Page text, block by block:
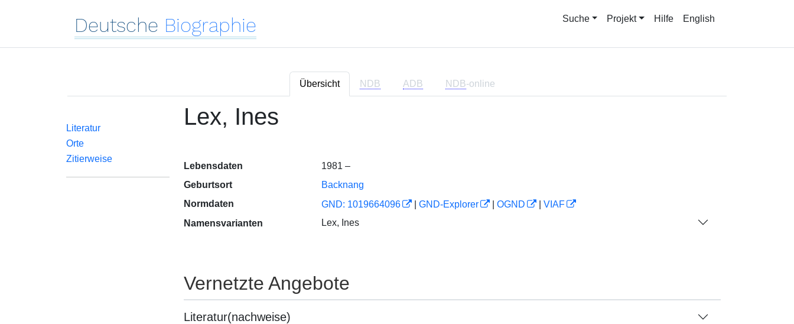
Deutsche Biographie Suche Projekt Hilfe English
Übersicht NDB ADB NDB-online
Literatur
Orte
Zitierweise
Lex, Ines
Lebensdaten
1981 –
Geburtsort
Backnang
Normdaten
GND: 1019664096 GND-Explorer OGND
VIAF
Namensvarianten
Lex, Ines
Vernetzte Angebote
Literatur(nachweise)